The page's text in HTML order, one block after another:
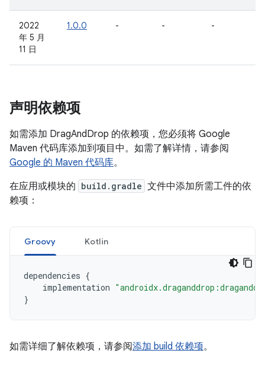
2022
年 5 月
11 日
1.0.0 - - -
声明依赖项
如需添加 DragAndDrop 的依赖项，您必须将 Google
Maven 代码库添加到项目中。如需了解详情，请参阅
Google 的 Maven 代码库。
在应用或模块的 build.gradle 文件中添加所需工件的依
赖项：
Groovy Kotlin
dependencies {
implementation
}
如需详细了解依赖项，请参阅添加 build 依赖项。